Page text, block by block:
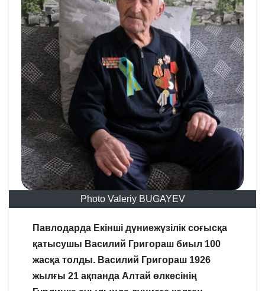
Photo Valeriy BUGAYEV
Павлодарда Екінші дүниежүзілік соғысқа
қатысушы Василий Григораш биыл 100
жасқа толды. Василий Григораш 1926
жылғы 21 ақпанда Алтай өлкесінің